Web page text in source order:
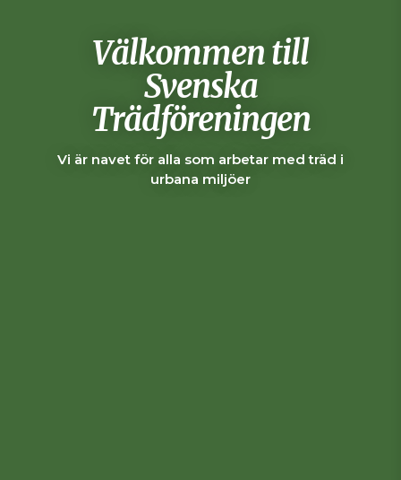
Välkommen till
Svenska
Trädföreningen
Vi är navet för alla som arbetar med träd i
urbana miljöer